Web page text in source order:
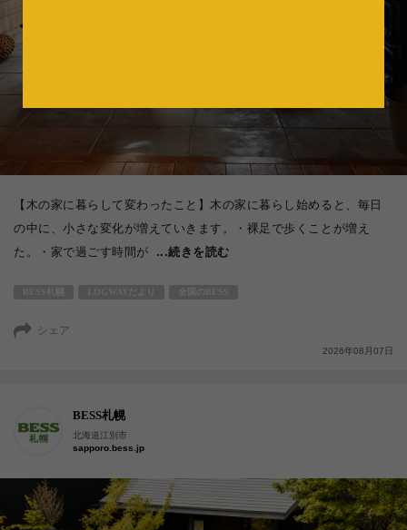
【木の家に暮らして変わったこと】木の家に暮らし始めると、毎日
の中に、小さな変化が増えていきます。・裸足で歩くことが増え
た。・家で過ごす時間が
...続きを読む
シェア
2026年08月07日
BESS札幌
北海道江別市
sapporo.bess.jp